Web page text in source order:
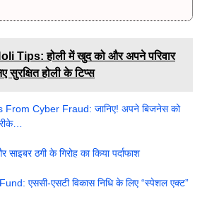
Tips: होली में खुद को और अपने परिवार
सुरक्षित होली के टिप्स
Cyber Fraud: जानिए! अपने बिजनेस को
ठगी के गिरोह का किया पर्दाफाश
एससी-एसटी विकास निधि के लिए “स्पेशल एक्ट”